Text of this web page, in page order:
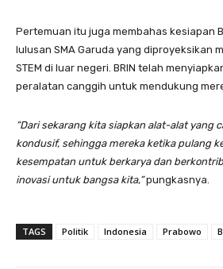
Pertemuan itu juga membahas kesiapan
lulusan SMA Garuda yang diproyeksikan
STEM di luar negeri. BRIN telah
peralatan canggih untuk mendukung
“Dari sekarang kita siapkan alat-alat yang
kondusif, sehingga mereka ketika pulang
kesempatan untuk berkarya dan
inovasi untuk bangsa kita,”pungkasnya.
TAGS Politik Indonesia Prabowo